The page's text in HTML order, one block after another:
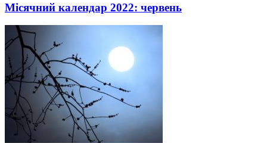
Місячний календар 2022: червень